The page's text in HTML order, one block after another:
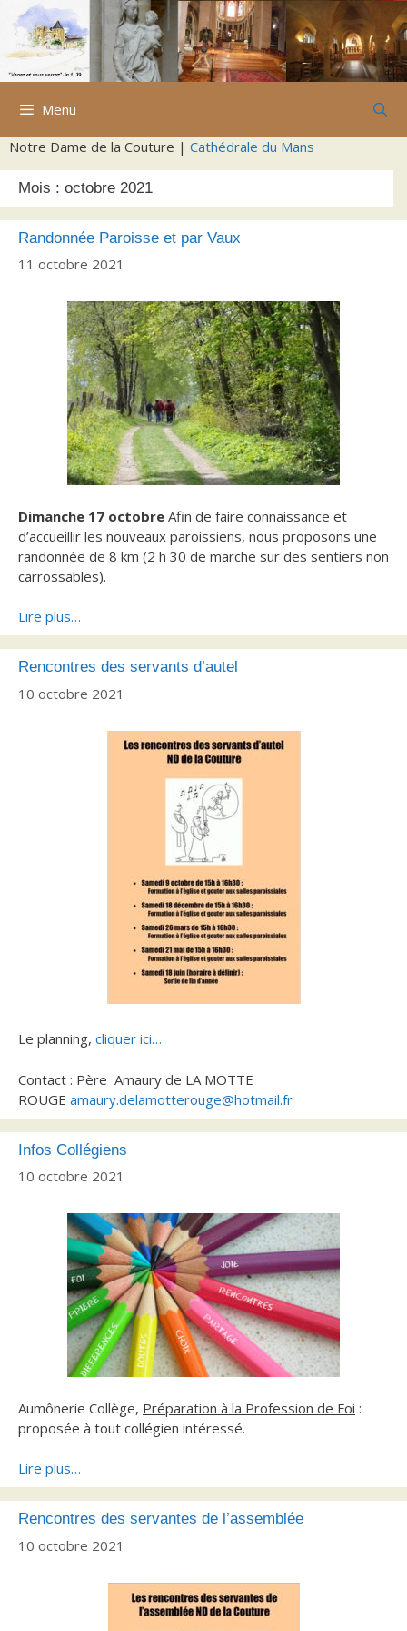
Aller
contenu
Menu
Notre Dame de la Couture | Cathédrale du Mans
Mois : octobre 2021
Randonnée Paroisse et par Vaux
11 octobre 2021
Dimanche 17 octobre Afin de faire connaissance et
d’accueillir les nouveaux paroissiens, nous proposons une
randonnée de 8 km (2 h 30 de marche sur des sentiers non
carrossables).
Lire plus…
Rencontres des servants d’autel
10 octobre 2021
Le planning, cliquer ici…
Contact : Père Amaury de LA MOTTE
ROUGE amaury.delamotterouge@hotmail.fr
Infos Collégiens
10 octobre 2021
Aumônerie Collège, Préparation à la Profession de Foi :
proposée à tout collégien intéressé.
Lire plus…
Rencontres des servantes de l’assemblée
10 octobre 2021